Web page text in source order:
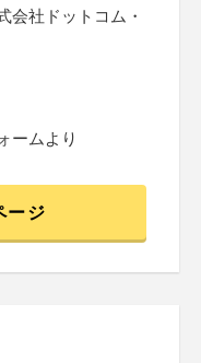
会社ドットコム・
ームより
ージ